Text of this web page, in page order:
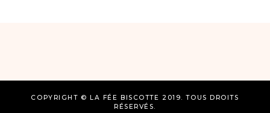
COPYRIGHT © LA FÉE BISCOTTE 2019. TOUS DROITS
RÉSERVÉS.